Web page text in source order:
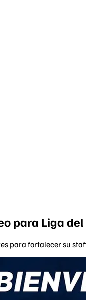
para Liga
para fortalecer su